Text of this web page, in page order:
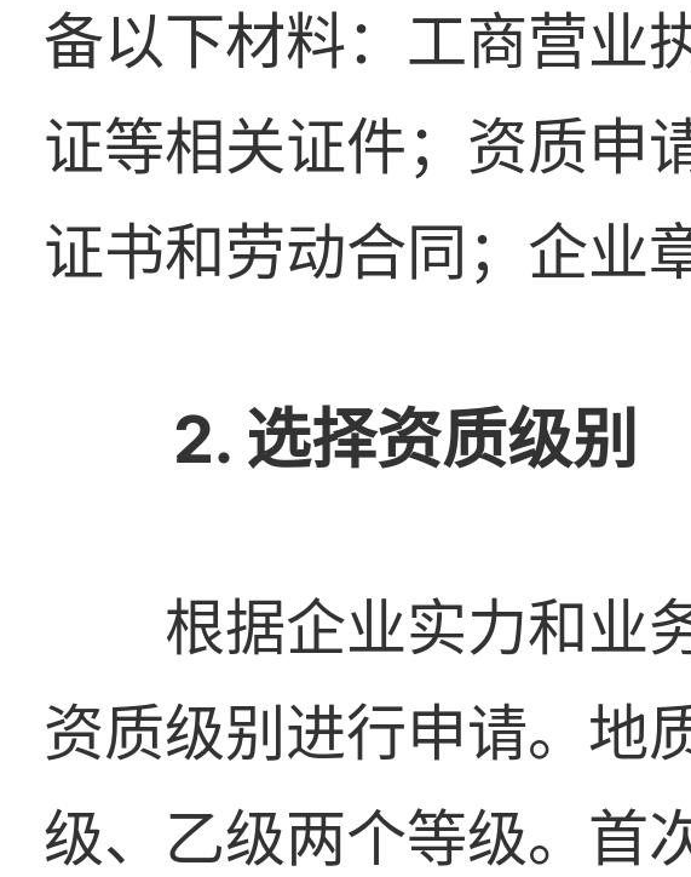
备以下材料：工商营业
证等相关证件；资质申
证书和劳动合同；企业
2. 选择资质级别
根据企业实力和业
资质级别进行申请。地
级、乙级两个等级。首